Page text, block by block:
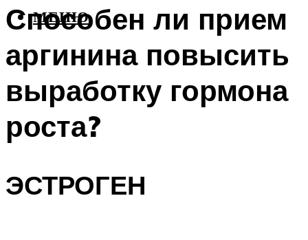
МЕНЮ
Способен ли прием
аргинина повысить
выработку гормона
роста?
ЭСТРОГЕН